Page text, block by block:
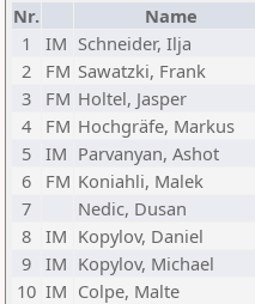
Nr. Name
1
IM Schneider, Ilja
2
FM Sawatzki, Frank
3
FM Holtel, Jasper
4
FM Hochgräfe, Markus
5 IM Parvanyan, Ashot
6
FM Koniahli, Malek
7
Nedic, Dusan
8 IM Kopylov, Daniel
9 IM Kopylov, Michael
10 IM Colpe, Malte